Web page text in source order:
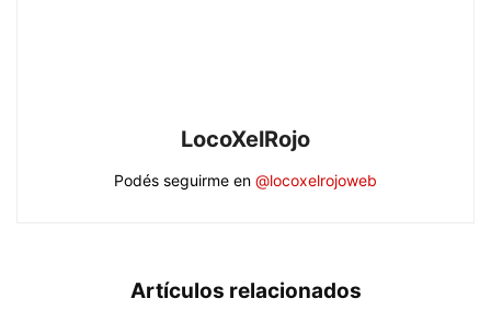
LocoXelRojo
Podés seguirme en @locoxelrojoweb
Artículos relacionados